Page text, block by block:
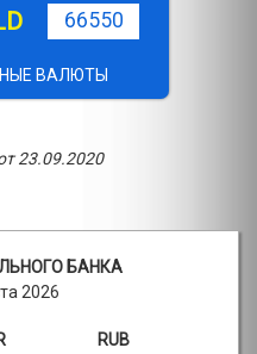
66550
ВАЛЮТЫ
23.09.2020
БАНКА
2026
RUB